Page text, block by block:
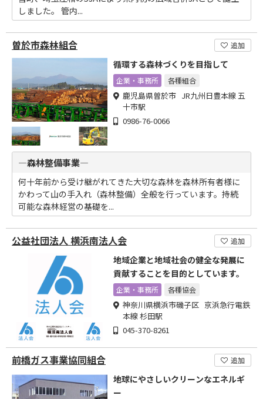
しました。 管内...
曽於市森林組合 追加
循環する森林づくりを目指して
企業・事務所 各種組合
鹿児島県曽於市 JR九州日豊本線 五
十市駅
0986-76-0066
―森林整備事業―
何十年前から受け継がれてきた大切な森林を森林所有者様に
かわって山の手入れ（森林整備）全般を行っています。持続
可能な森林経営の基礎を...
公益社団法人 横浜南法人会 追加
地域企業と地域社会の健全な発展に
貢献することを目的としています。
企業・事務所 各種協会
神奈川県横浜市磯子区 京浜急行電鉄
本線 杉田駅
045-370-8261
前橋ガス事業協同組合 追加
地球にやさしいクリーンなエネルギ
ー